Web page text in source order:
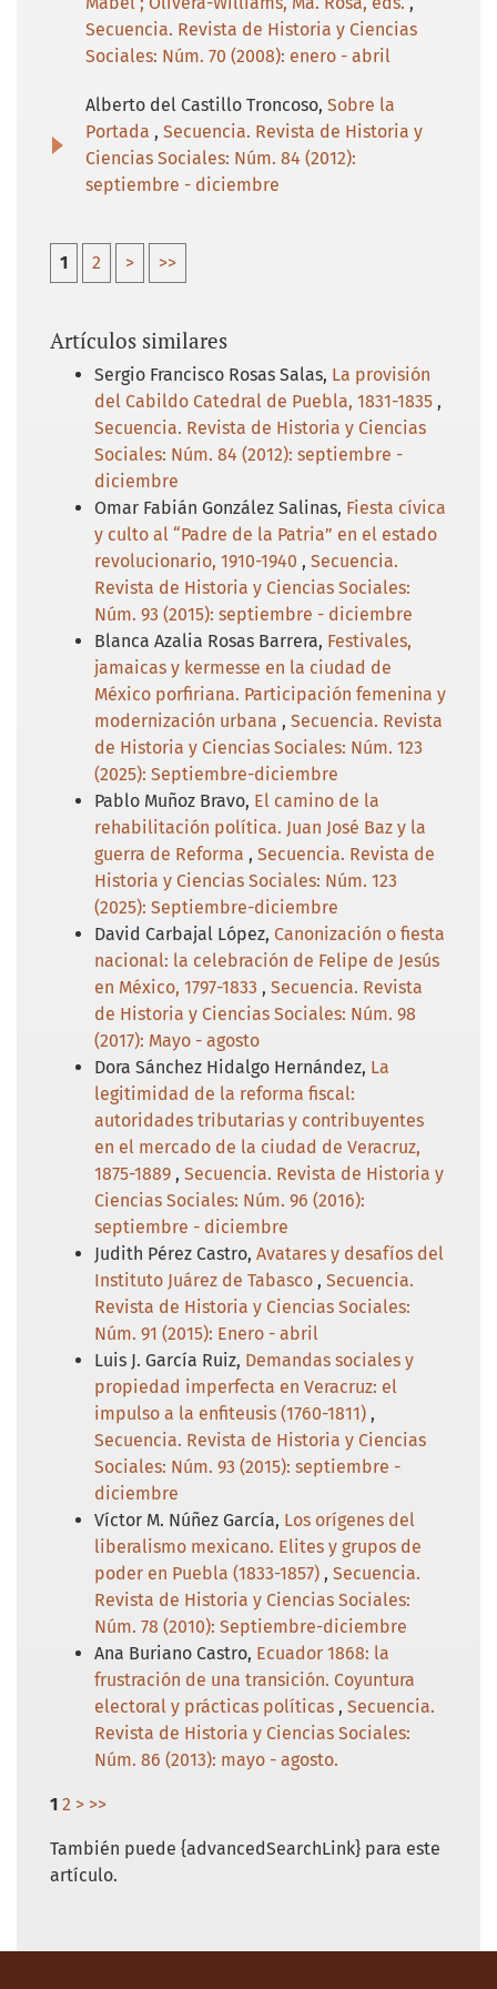
Secuencia. Revista de Historia y Ciencias
Sociales: Núm. 70 (2008): enero - abril
Alberto del Castillo Troncoso, Sobre la
Portada , Secuencia. Revista de Historia y
Ciencias Sociales: Núm. 84 (2012):
septiembre - diciembre
1 2 > >>
Artículos similares
Sergio Francisco Rosas Salas, La provisión
del Cabildo Catedral de Puebla, 1831-1835 ,
Secuencia. Revista de Historia y Ciencias
Sociales: Núm. 84 (2012): septiembre -
diciembre
Omar Fabián González Salinas, Fiesta cívica
y culto al “Padre de la Patria” en el estado
revolucionario, 1910-1940 , Secuencia.
Revista de Historia y Ciencias Sociales:
Núm. 93 (2015): septiembre - diciembre
Blanca Azalia Rosas Barrera, Festivales,
jamaicas y kermesse en la ciudad de
México porfiriana. Participación femenina y
modernización urbana , Secuencia. Revista
de Historia y Ciencias Sociales: Núm. 123
(2025): Septiembre-diciembre
Pablo Muñoz Bravo, El camino de la
rehabilitación política. Juan José Baz y la
guerra de Reforma , Secuencia. Revista de
Historia y Ciencias Sociales: Núm. 123
(2025): Septiembre-diciembre
David Carbajal López, Canonización o fiesta
nacional: la celebración de Felipe de Jesús
en México, 1797-1833 , Secuencia. Revista
de Historia y Ciencias Sociales: Núm. 98
(2017): Mayo - agosto
Dora Sánchez Hidalgo Hernández, La
legitimidad de la reforma fiscal:
autoridades tributarias y contribuyentes
en el mercado de la ciudad de Veracruz,
1875-1889 , Secuencia. Revista de Historia y
Ciencias Sociales: Núm. 96 (2016):
septiembre - diciembre
Judith Pérez Castro, Avatares y desafíos del
Instituto Juárez de Tabasco , Secuencia.
Revista de Historia y Ciencias Sociales:
Núm. 91 (2015): Enero - abril
Luis J. García Ruiz, Demandas sociales y
propiedad imperfecta en Veracruz: el
impulso a la enfiteusis (1760-1811) ,
Secuencia. Revista de Historia y Ciencias
Sociales: Núm. 93 (2015): septiembre -
diciembre
Víctor M. Núñez García, Los orígenes del
liberalismo mexicano. Elites y grupos de
poder en Puebla (1833-1857) , Secuencia.
Revista de Historia y Ciencias Sociales:
Núm. 78 (2010): Septiembre-diciembre
Ana Buriano Castro, Ecuador 1868: la
frustración de una transición. Coyuntura
electoral y prácticas políticas , Secuencia.
Revista de Historia y Ciencias Sociales:
Núm. 86 (2013): mayo - agosto.
1 2 > >>
También puede {advancedSearchLink} para este
artículo.